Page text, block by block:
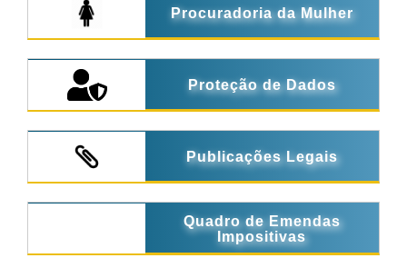
Procuradoria da Mulher
Proteção de Dados
Publicações Legais
Quadro de Emendas
Impositivas